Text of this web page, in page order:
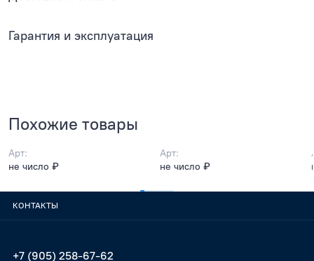
Гарантия и эксплуатация
Похожие товары
Арт:
не число ₽
Арт:
не число ₽
КОНТАКТЫ
+7 (905) 258-67-62